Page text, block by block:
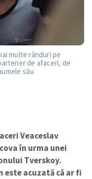
multe rânduri pe
de afaceri, de
său
Veaceslav
în urma unei
Tverskoy.
este acuzată că ar fi